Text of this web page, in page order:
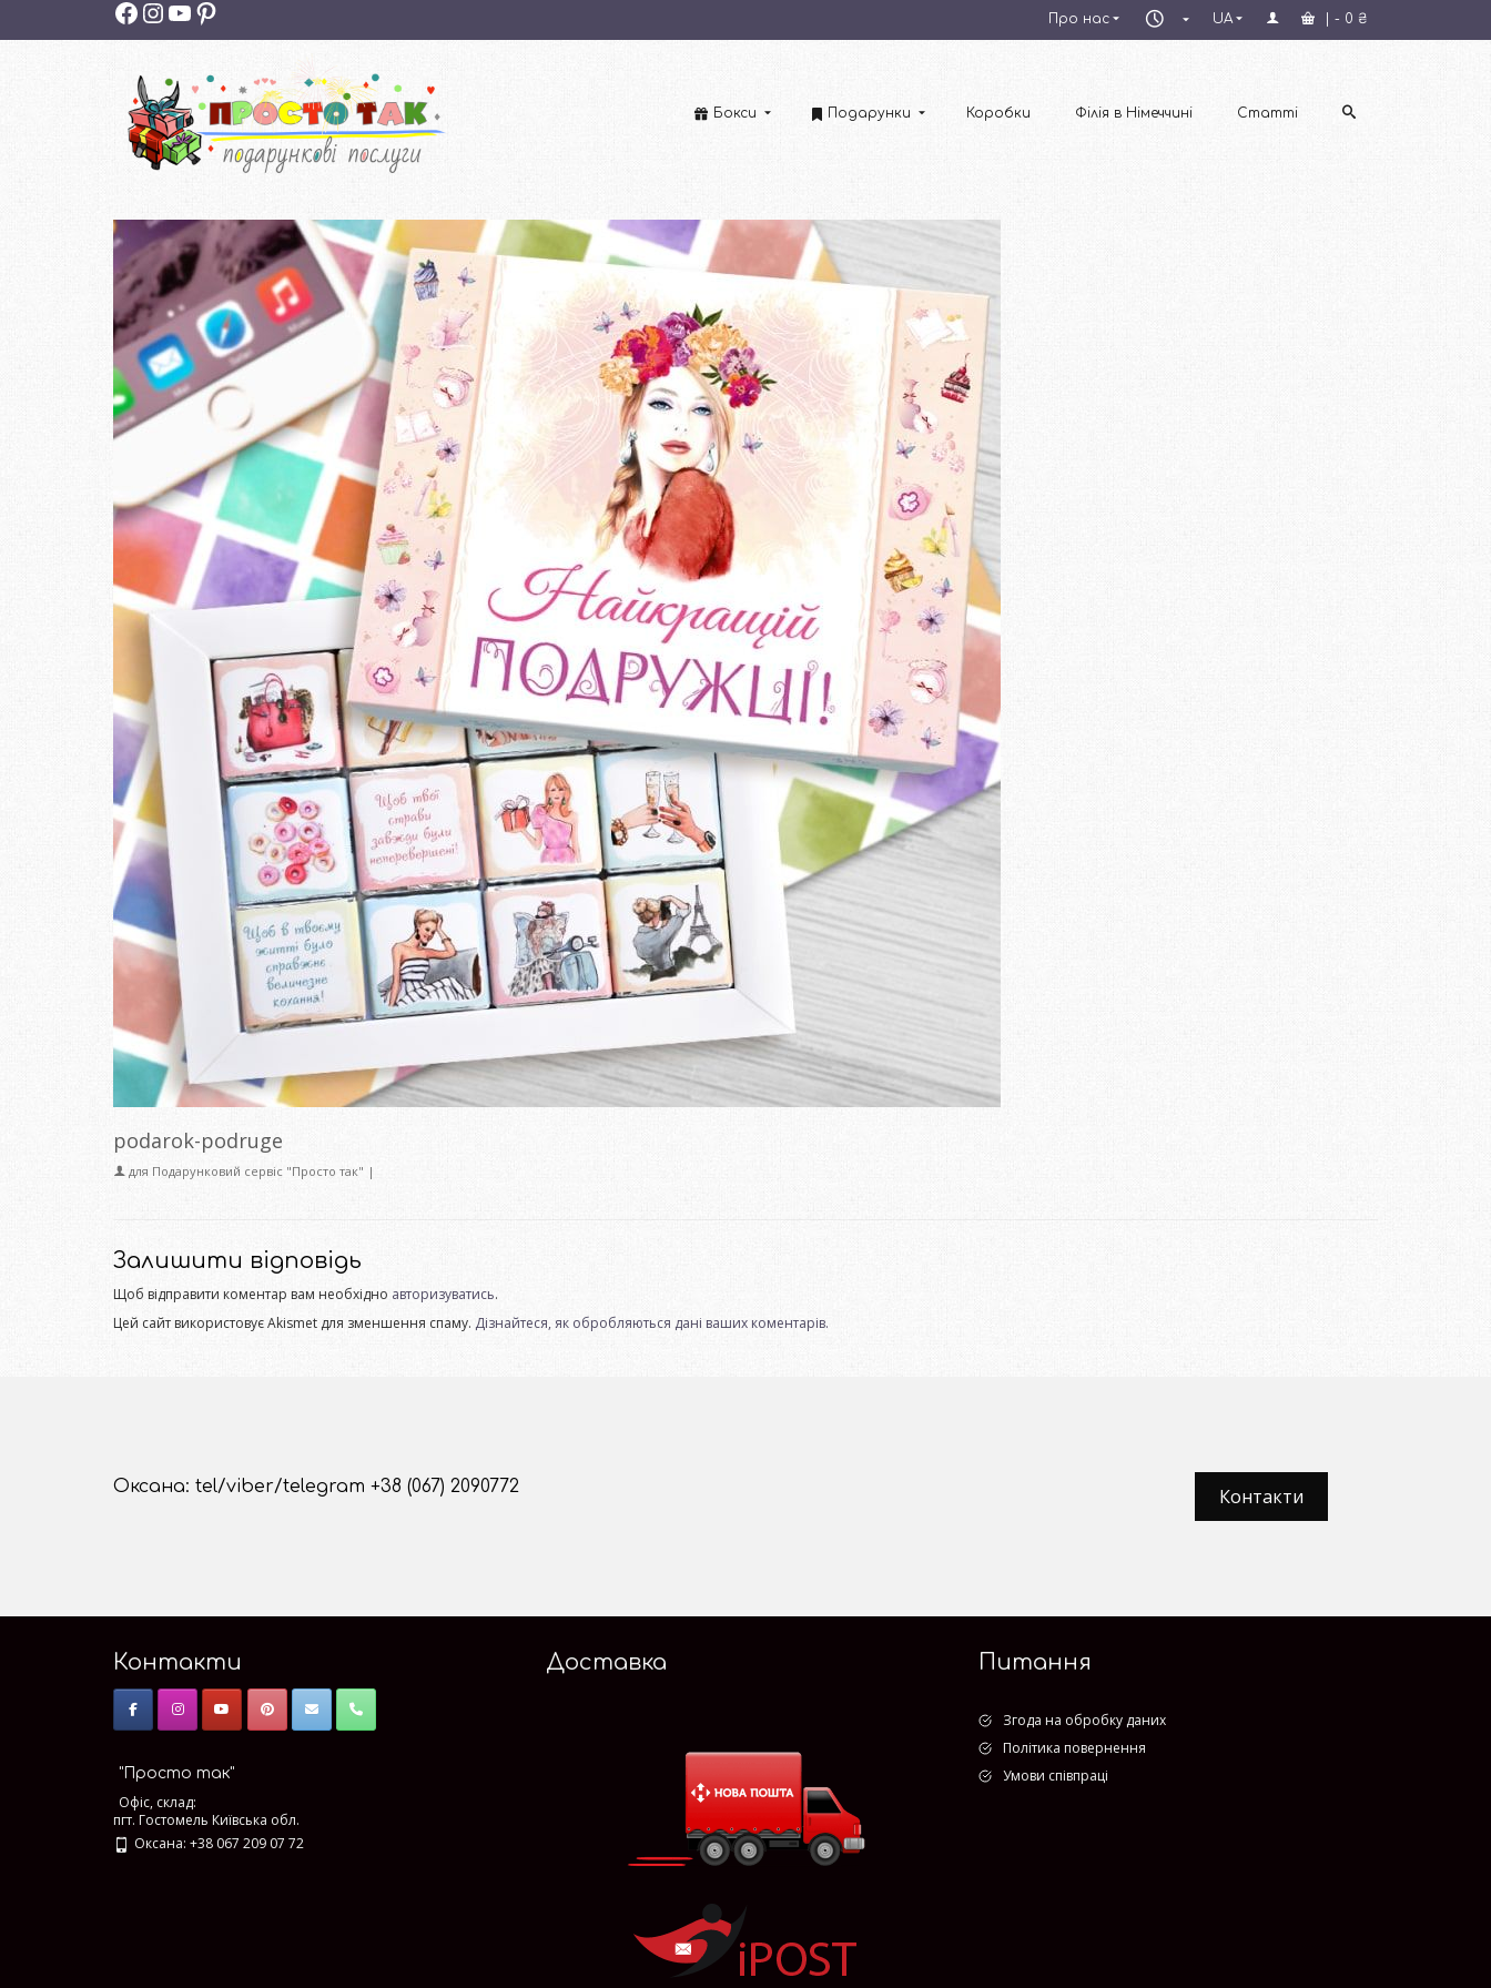
Про нас
Пн–
Пт
UA - 0 ₴
Facebook
Instagram
YouTube
Pinterest
Бокси Подарунки Коробки Філія в Німеччині Статті
podarok-podruge
для Подарунковий сервіс "Просто так" |
Залишити відповідь
Щоб відправити коментар вам необхідно авторизуватись.
Цей сайт використовує Akismet для зменшення спаму. Дізнайтеся, як обробляються дані ваших коментарів.
Оксана: tel/viber/telegram +38 (067) 2090772 Контакти
Контакти
"Просто так"
Офіс, склад:
пгт. Гостомель Київська обл.
Оксана: +38 067 209 07 72
Доставка Питання
Згода на обробку даних
Політика повернення
Умови співпраці